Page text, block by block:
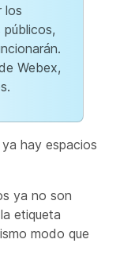
los
Webex,
hay espacios
ya no son
etiqueta
modo que